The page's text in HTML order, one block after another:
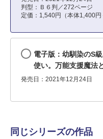
判型：Ｂ６判／272ページ
定価：1,540円（本体1,400円
電子版：幼馴染のS
使い。万能支援魔法
発売日：2021年12月24日
同じシリーズの作品